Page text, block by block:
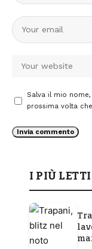
Salva il mio
prossima volta
I PIÙ LETTI